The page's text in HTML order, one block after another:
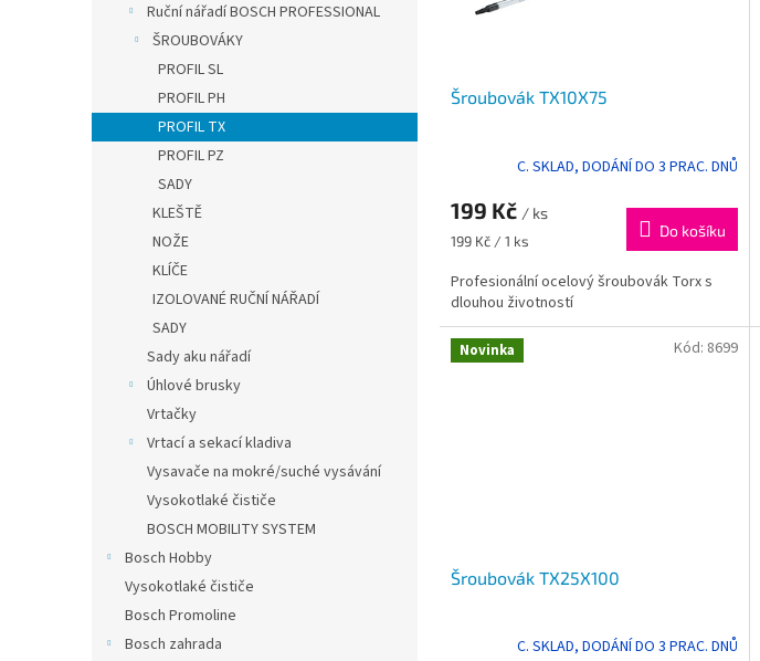
Ruční nářadí BOSCH PROFESSIONAL
ŠROUBOVÁKY
PROFIL SL
PROFIL PH
PROFIL TX
PROFIL PZ
SADY
KLEŠTĚ
NOŽE
KLÍČE
IZOLOVANÉ RUČNÍ NÁŘADÍ
SADY
Sady aku nářadí
Úhlové brusky
Vrtačky
Vrtací a sekací kladiva
Vysavače na mokré/suché vysávání
Vysokotlaké čističe
BOSCH MOBILITY SYSTEM
Bosch Hobby
Vysokotlaké čističe
Bosch Promoline
Bosch zahrada
Šroubovák TX10X75
C. SKLAD, DODÁNÍ DO 3 PRAC. DNŮ
199 Kč / ks
Měrná
199 Kč / 1 ks
Do košíku
Profesionální ocelový šroubovák Torx s
dlouhou životností
Novinka
Šroubovák TX25X100
C. SKLAD, DODÁNÍ DO 3 PRAC. DNŮ
Kód: 8699